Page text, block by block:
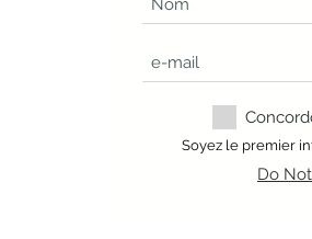
Soyez le premier
Do